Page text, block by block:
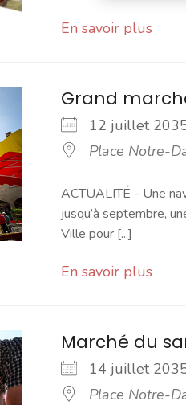
En savoir plus
Grand
12 juillet
Place Notre-
ACTUALITÉ - Une
jusqu’à septembre,
Ville pour [...]
En savoir plus
Marché du
14 juillet
Place Notre-